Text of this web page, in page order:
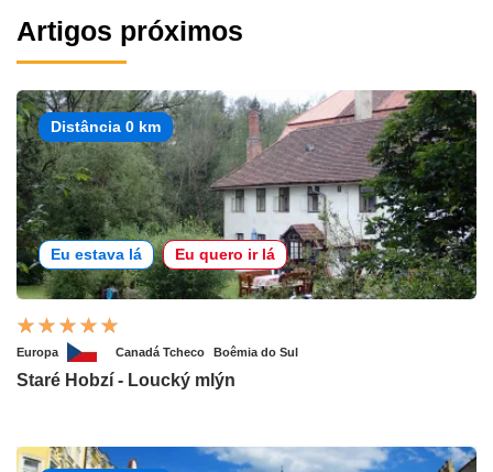
Artigos próximos
Distância 0 km
Eu estava lá Eu quero ir lá
Europa Canadá Tcheco Boêmia do Sul
Staré Hobzí - Loucký mlýn